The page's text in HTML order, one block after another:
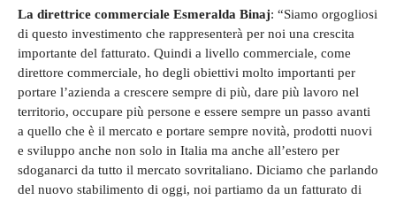
La direttrice commerciale Esmeralda Binaj: “Siamo orgogliosi
di questo investimento che rappresenterà per noi una crescita
importante del fatturato. Quindi a livello commerciale, come
direttore commerciale, ho degli obiettivi molto importanti per
portare l’azienda a crescere sempre di più, dare più lavoro nel
territorio, occupare più persone e essere sempre un passo avanti
a quello che è il mercato e portare sempre novità, prodotti nuovi
e sviluppo anche non solo in Italia ma anche all’estero per
sdoganarci da tutto il mercato sovritaliano. Diciamo che parlando
del nuovo stabilimento di oggi, noi partiamo da un fatturato di